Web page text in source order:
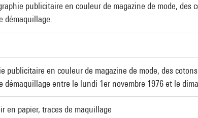
publicitaire en couleur de magazine de mode,
démaquillage.
publicitaire en couleur de magazine de mode, des
démaquillage entre le lundi 1er novembre 1976 et le
en papier, traces de maquillage